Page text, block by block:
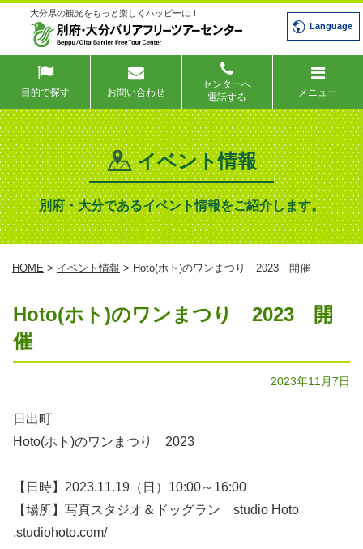
大分県の観光をもっと楽しくハッピーに！
Language
目的で探す お問い合わせ
センターへ
電話する
メニュー
イベント情報
別府・大分であるイベント情報をご紹介します。
HOME > イベント情報 > Hoto(ホト)のワンまつり 2023 開催
Hoto(ホト)のワンまつり 2023 開
催
2023年11月7日
日出町
Hoto(ホト)のワンまつり 2023
【日時】2023.11.19（日）10:00～16:00
【場所】写真スタジオ＆ドッグラン studio Hoto
.studiohoto.com/